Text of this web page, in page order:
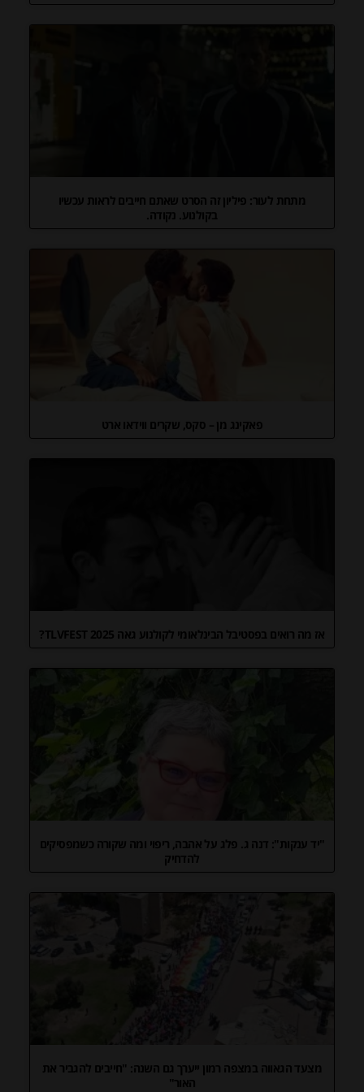
מתחת לעור: פיליון זה הסרט שאתם חייבים לראות עכשיו
בקולנוע. נקודה.
פאקינג מן – סקס, שקרים ווידאו ארט
אז מה רואים בפסטיבל הבינלאומי לקולנוע גאה TLVFEST 2025?
"יד ענקות": דנה ג. פלג על אהבה, ריפוי ומה שקורה כשמפסיקים
להדחיק
מצעד הגאווה במצפה רמון ייערך גם השנה: "חייבים להגביר את
האור"